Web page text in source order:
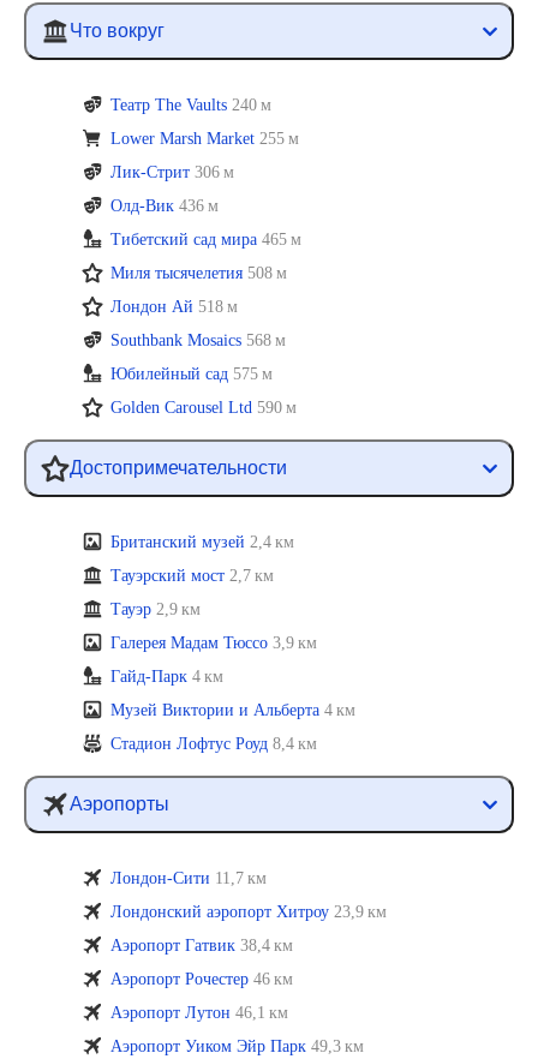
Что вокруг
Театр The Vaults 240 м
Lower Marsh Market 255 м
Лик-Стрит 306 м
Олд-Вик 436 м
Тибетский сад мира 465 м
Миля тысячелетия 508 м
Лондон Ай 518 м
Southbank Mosaics 568 м
Юбилейный сад 575 м
Golden Carousel Ltd 590 м
Достопримечательности
Британский музей 2,4 км
Тауэрский мост 2,7 км
Тауэр 2,9 км
Галерея Мадам Тюссо 3,9 км
Гайд-Парк 4 км
Музей Виктории и Альберта 4 км
Стадион Лофтус Роуд 8,4 км
Аэропорты
Лондон-Сити 11,7 км
Лондонский аэропорт Хитроу 23,9 км
Аэропорт Гатвик 38,4 км
Аэропорт Рочестер 46 км
Аэропорт Лутон 46,1 км
Аэропорт Уиком Эйр Парк 49,3 км